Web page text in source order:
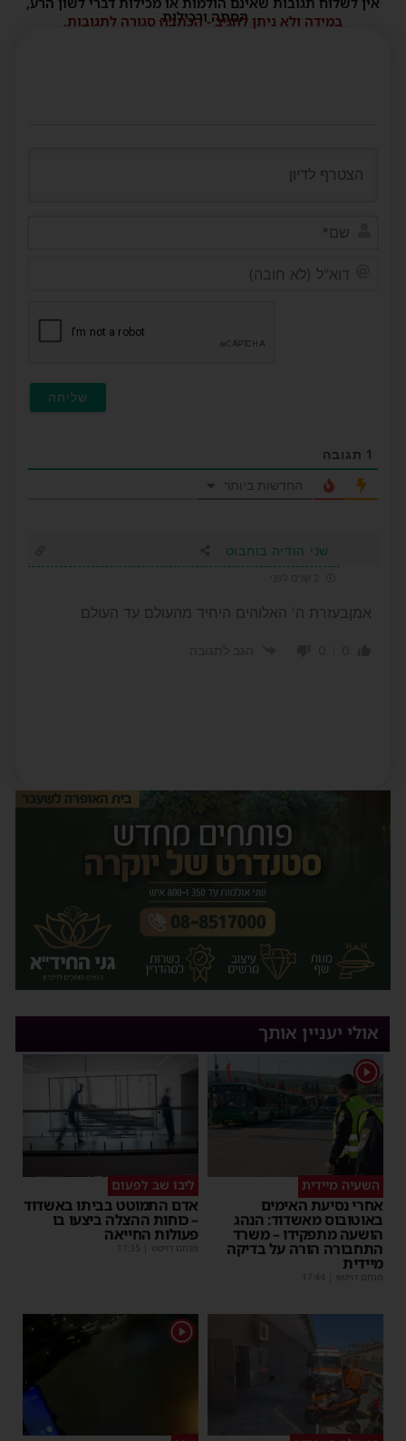
הסתה ורכילות.
במידה ולא ניתן להגיב - הכתבה סגורה לתגובות.
1 תגובה
החדשות ביותר
שני הודיה בוחבוט
אמןבעזרת ה' האלוהים היחיד מהעולם עד העולם
אולי יעניין אותך
1
השעיה מיידית
אחרי נסיעת האימים
באוטובוס מאשדוד: הנהג
הושעה מתפקידו – משרד
התחבורה הורה על בדיקה
מיידית
מנחם דויטש 17:44
ליבו שב לפעום
אדם התמוטט בביתו באשדוד
– כוחות ההצלה ביצעו בו
פעולות החייאה
מנחם דויטש 17:35
1